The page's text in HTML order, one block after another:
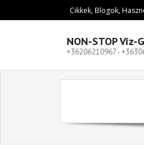
Cikkek, Blogok,
NON-STOP
+36206210967 -